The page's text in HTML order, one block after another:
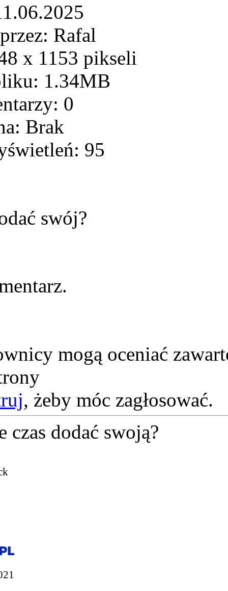
Rafal
x 1153 pikseli
1.34MB
0
Brak
95
swój?
mogą oceniać
, żeby móc zagłosować.
czas dodać swoją?